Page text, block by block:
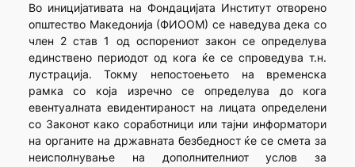
Во иницијативата на Фондацијата Институт отворено
општество Македонија (ФИООМ) се наведува дека со
член 2 став 1 од оспорениот закон се определува
единствено периодот од кога ќе се спроведува т.н.
лустрација. Токму непостоењето на временска
рамка со која изречно се определува до кога
евентуалната евидентираност на лицата определени
со Законот како соработници или тајни информатори
на органите на државната безбедност ќе се смета за
неисполнување на дополнителниот услов за